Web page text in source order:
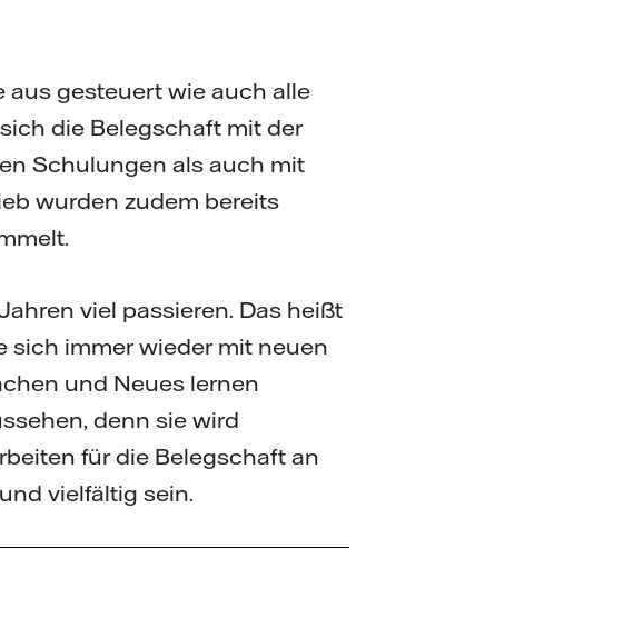
aus gesteuert wie auch alle
die Belegschaft mit der
Schulungen als auch mit
wurden zudem bereits
viel passieren. Das heißt
sich immer wieder mit neuen
und Neues lernen
denn sie wird
für die Belegschaft an
vielfältig sein.